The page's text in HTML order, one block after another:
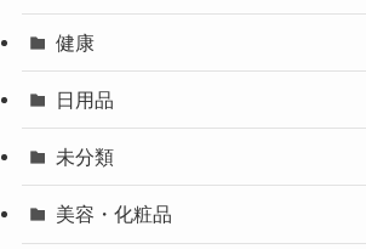
健康
日用品
未分類
美容・化粧品